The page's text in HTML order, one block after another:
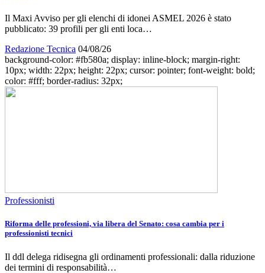
Il Maxi Avviso per gli elenchi di idonei ASMEL 2026 è stato
pubblicato: 39 profili per gli enti loca…
Redazione Tecnica 04/08/26
background-color: #fb580a; display: inline-block; margin-right:
10px; width: 22px; height: 22px; cursor: pointer; font-weight: bold;
color: #fff; border-radius: 32px;
Professionisti
Riforma delle professioni, via libera del Senato: cosa cambia per i
professionisti tecnici
Il ddl delega ridisegna gli ordinamenti professionali: dalla riduzione
dei termini di responsabilità…